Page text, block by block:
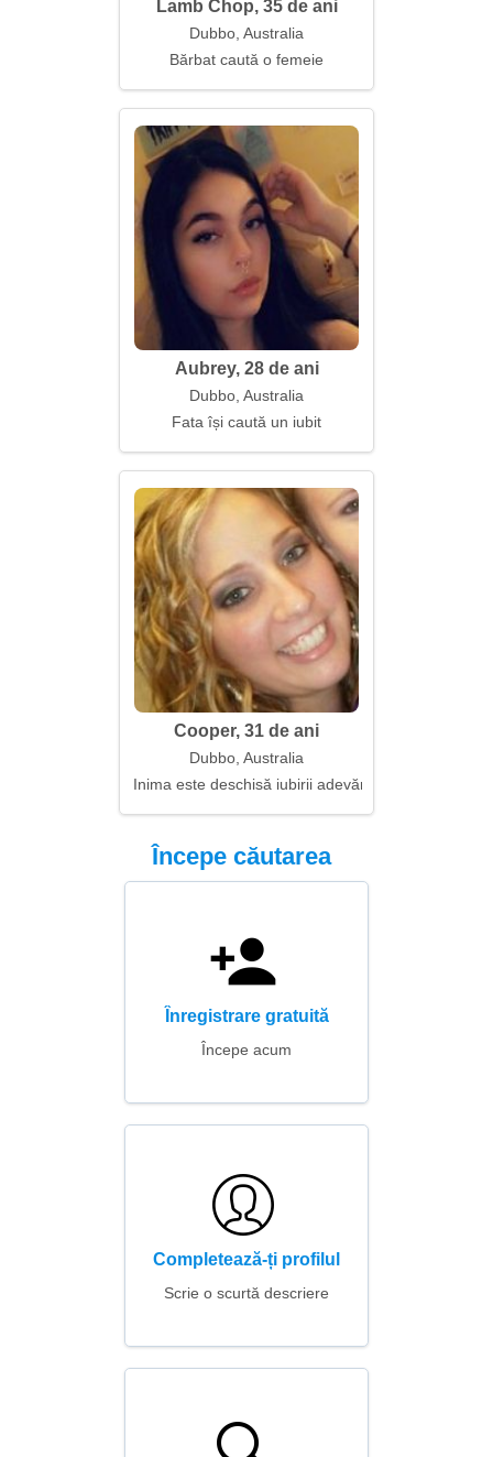
Lamb Chop, 35 de ani
Dubbo, Australia
Bărbat caută o femeie
Aubrey, 28 de ani
Dubbo, Australia
Fata își caută un iubit
Cooper, 31 de ani
Dubbo, Australia
Inima este deschisă iubirii adevărate
Începe căutarea
Înregistrare gratuită
Începe acum
Completează-ți profilul
Scrie o scurtă descriere